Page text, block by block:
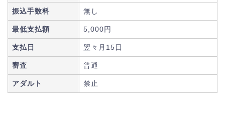
振込手数料 無し
最低支払額 5,000円
支払日 翌々月15日
審査 普通
アダルト 禁止